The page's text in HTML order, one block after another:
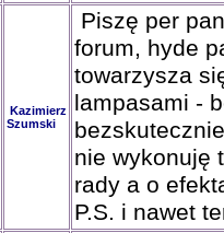
Kazimierz
Szumski
Piszę per
forum, hyde
towarzysza
lampasami -
nie wykonuję
rady a o
P.S. i nawet